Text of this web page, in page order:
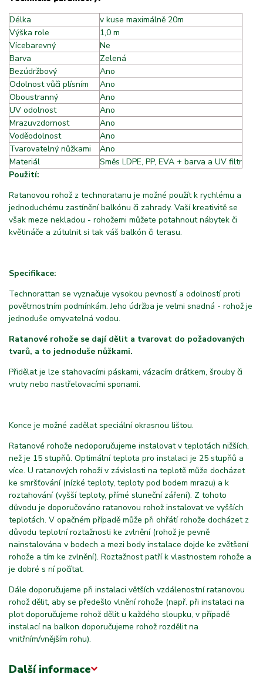
Délka
v kuse maximálně 20m
Výška role
1,0 m
Vícebarevný
Ne
Barva
Zelená
Bezúdržbový
Ano
Odolnost vůči plísním
Ano
Oboustranný
Ano
UV odolnost
Ano
Mrazuvzdornost
Ano
Voděodolnost
Ano
Tvarovatelný nůžkami
Ano
Materiál
Směs LDPE, PP, EVA + barva a UV filtr
Použití:
Ratanovou rohož z technoratanu je možné použít k rychlému a
jednoduchému zastínění balkónu či zahrady. Vaší kreativitě se
však meze nekladou - rohožemi můžete potahnout nábytek či
květináče a zútulnit si tak váš balkón či terasu.
Specifikace:
Technorattan se vyznačuje vysokou pevností a odolností proti
povětrnostním podmínkám. Jeho údržba je velmi snadná - rohož je
jednoduše omyvatelná vodou.
Ratanové rohože se dají dělit a tvarovat do požadovaných
tvarů, a to jednoduše nůžkami.
Přidělat je lze stahovacími páskami, vázacím drátkem, šrouby či
vruty nebo nastřelovacími sponami.
Konce je možné zadělat speciální okrasnou lištou.
Ratanové rohože nedoporučujeme instalovat v teplotách nižších,
než je 15 stupňů. Optimální teplota pro instalaci je 25 stupňů a
více. U ratanových rohoží v závislosti na teplotě může docházet
ke smršťování (nízké teploty, teploty pod bodem mrazu) a k
roztahování (vyšší teploty, přímé sluneční záření). Z tohoto
důvodu je doporučováno ratanovou rohož instalovat ve vyšších
teplotách. V opačném případě může při ohřátí rohože docházet z
důvodu teplotní roztažnosti ke zvlnění (rohož je pevně
nainstalována v bodech a mezi body instalace dojde ke zvětšení
rohože a tím ke zvlnění). Roztažnost patří k vlastnostem rohože a
je dobré s ní počítat.
Dále doporučujeme při instalaci větších vzdálenostní ratanovou
rohož dělit, aby se předešlo vlnění rohože (např. při instalaci na
plot doporučujeme rohož dělit u každého sloupku, v případě
instalací na balkon doporučujeme rohož rozdělit na
vnitřním/vnějším rohu).
Další informace